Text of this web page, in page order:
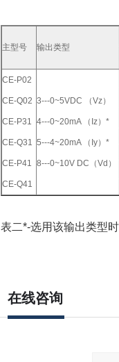
主型号 输出类型
CE-P02
CE-Q02
CE-P31
CE-Q31
CE-P41
CE-Q41
3---0~5VDC （Vz）
4---0~20mA （Iz）*
5---4~20mA （Iy）*
8---0~10V DC（Vd）
表二*-选用该输出类型
在线咨询